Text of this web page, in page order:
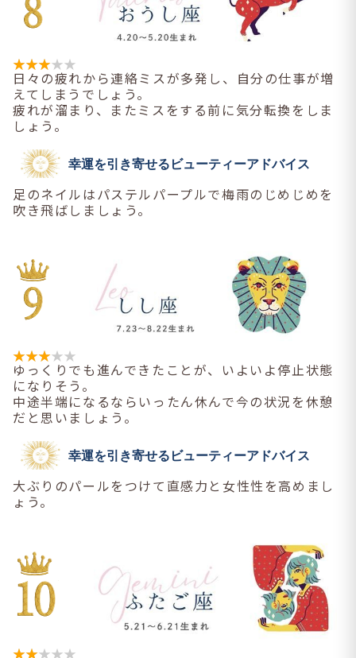
日々の疲れから連絡ミスが多発し、自分の仕事が増
えてしまうでしょう。
疲れが溜まり、またミスをする前に気分転換をしま
しょう。
幸運を引き寄せるビューティーアドバイス
足のネイルはパステルパープルで梅雨のじめじめを
吹き飛ばしましょう。
ゆっくりでも進んできたことが、いよいよ停止状態
になりそう。
中途半端になるならいったん休んで今の状況を休憩
だと思いましょう。
幸運を引き寄せるビューティーアドバイス
大ぶりのパールをつけて直感力と女性性を高めまし
ょう。